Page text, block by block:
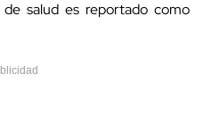
salud es reportado como